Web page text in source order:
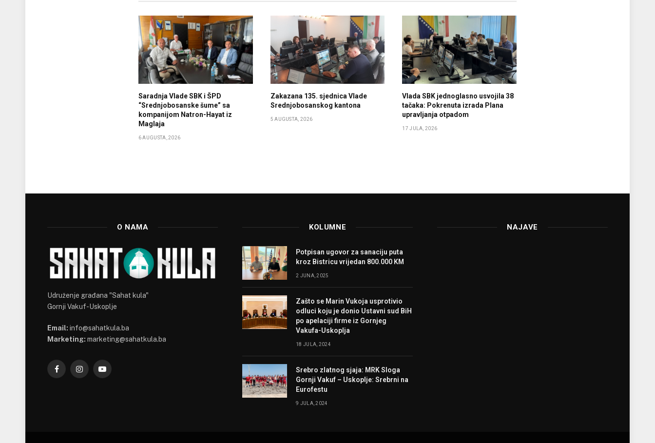
Saradnja Vlade SBK i ŠPD
“Srednjobosanske šume” sa
kompanijom Natron-Hayat iz
Maglaja
6 AUGUSTA, 2026
Zakazana 135. sjednica Vlade
Srednjobosanskog kantona
5 AUGUSTA, 2026
Vlada SBK jednoglasno usvojila 38
tačaka: Pokrenuta izrada Plana
upravljanja otpadom
17 JULA, 2026
O NAMA
Udruženje građana "Sahat kula"
Gornji Vakuf-Uskoplje
Email: info@sahatkula.ba
Marketing: marketing@sahatkula.ba
FacebookInstagramYouTube
KOLUMNE
Potpisan ugovor za sanaciju puta
kroz Bistricu vrijedan 800.000 KM
2 JUNA, 2025
Zašto se Marin Vukoja usprotivio
odluci koju je donio Ustavni sud BiH
po apelaciji firme iz Gornjeg
Vakufa-Uskoplja
18 JULA, 2024
Srebro zlatnog sjaja: MRK Sloga
Gornji Vakuf – Uskoplje: Srebrni na
Eurofestu
9 JULA, 2024
NAJAVE